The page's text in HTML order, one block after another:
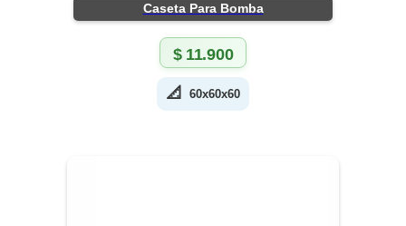
Caseta Para Bomba
$11.900
📐 60x60x60